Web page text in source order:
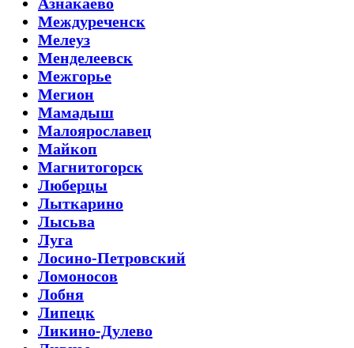
Междуреченск
Мелеуз
Менделеевск
Межгорье
Мегион
Мамадыш
Малоярославец
Майкоп
Магнитогорск
Люберцы
Лыткарино
Лысьва
Луга
Лосино-Петровский
Ломоносов
Лобня
Липецк
Ликино-Дулево